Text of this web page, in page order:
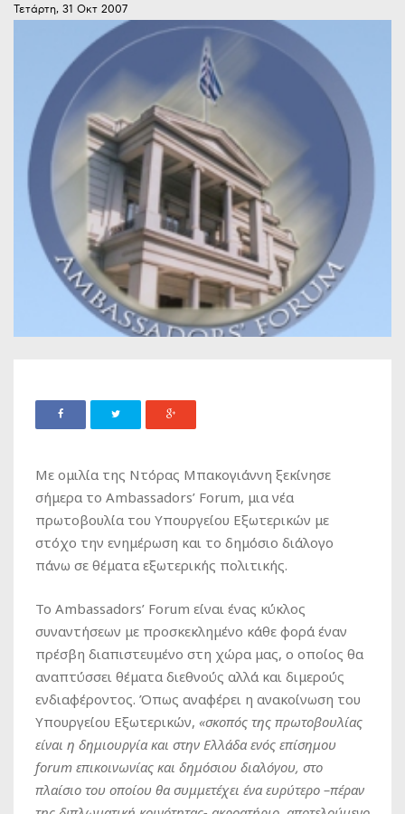
Τετάρτη, 31 Οκτ 2007
Με ομιλία της Ντόρας Μπακογιάννη ξεκίνησε
σήμερα το Ambassadors’ Forum, μια νέα
πρωτοβουλία του Υπουργείου Εξωτερικών με
στόχο την ενημέρωση και το δημόσιο διάλογο
πάνω σε θέματα εξωτερικής πολιτικής.
Το Ambassadors’ Forum είναι ένας κύκλος
συναντήσεων με προσκεκλημένο κάθε φορά έναν
πρέσβη διαπιστευμένο στη χώρα μας, ο οποίος θα
αναπτύσσει θέματα διεθνούς αλλά και διμερούς
ενδιαφέροντος. Όπως αναφέρει η ανακοίνωση του
Υπουργείου Εξωτερικών, «σκοπός της πρωτοβουλίας
είναι η δημιουργία και στην Ελλάδα ενός επίσημου
forum επικοινωνίας και δημόσιου διαλόγου, στο
πλαίσιο του οποίου θα συμμετέχει ένα ευρύτερο –πέραν